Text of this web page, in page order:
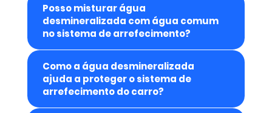
Posso misturar água
desmineralizada com água comum
no sistema de arrefecimento?
Como a água desmineralizada
ajuda a proteger o sistema de
arrefecimento do carro?